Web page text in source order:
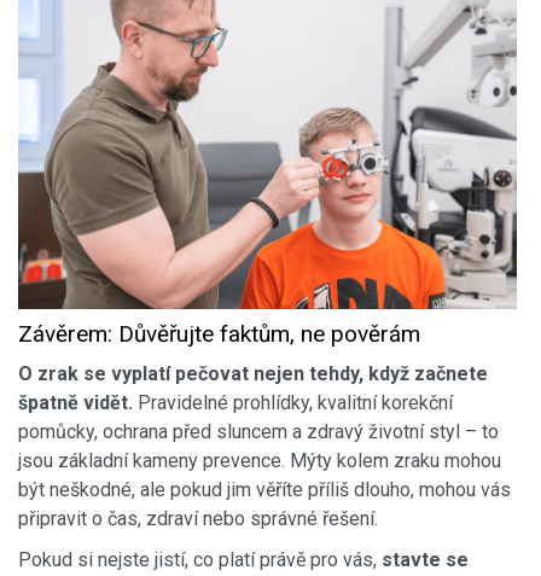
Závěrem: Důvěřujte faktům, ne pověrám
O zrak se vyplatí pečovat nejen tehdy, když začnete
špatně vidět. Pravidelné prohlídky, kvalitní korekční
pomůcky, ochrana před sluncem a zdravý životní styl – to
jsou základní kameny prevence. Mýty kolem zraku mohou
být neškodné, ale pokud jim věříte příliš dlouho, mohou vás
připravit o čas, zdraví nebo správné řešení.
Pokud si nejste jistí, co platí právě pro vás, stavte se